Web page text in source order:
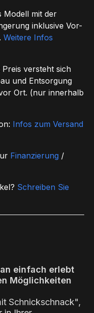
Modell mit der
inklusive Vor-
Weitere Infos
versteht sich
und Entsorgung
Ort. (nur innerhalb
Infos zum Versand
Finanzierung /
Schreiben Sie
einfach erlebt
Möglichkeiten
Schnickschnack",